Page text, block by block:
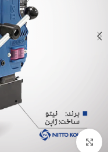
برای بزرگنمایی کلیک کنید